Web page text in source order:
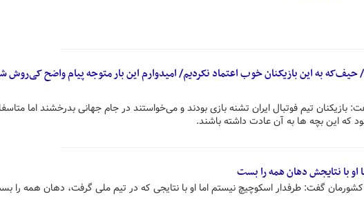
به این بازیکنان خوب اعتماد نکردیم/ امیدوارم این بار متوجه پیام واضح کی‌روش
بازیکنان تیم فوتبال ایران تشنه بازی بودند و می‌خواستند در جام جهانی بدرخشند اما
که این بچه ها به آن عادت داشته باشند.
او با نتایجش دهان همه را بست
گفت: طرفدار اسکوچیچ نیستم اما او با نتایجی که در تیم ملی گرفت، دهان همه را